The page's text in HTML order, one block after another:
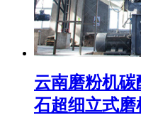
云南磨粉机
石超细立式磨